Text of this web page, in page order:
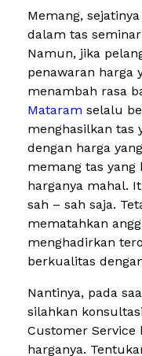
Memang,
dalam tas
Namun, jika
penawaran harga
menambah rasa
Mataram selalu
menghasilkan tas
dengan harga
memang tas
harganya mahal.
sah – sah saja.
mematahkan
menghadirkan
berkualitas
Nantinya, pada
silahkan
Customer Service
harganya.